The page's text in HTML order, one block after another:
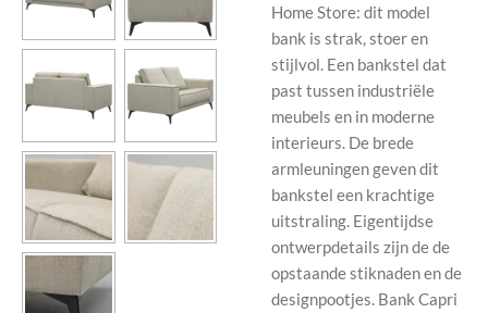
Home Store: dit model
bank is strak, stoer en
stijlvol. Een bankstel dat
past tussen industriële
meubels en in moderne
interieurs. De brede
armleuningen geven dit
bankstel een krachtige
uitstraling. Eigentijdse
ontwerpdetails zijn de de
opstaande stiknaden en de
designpootjes. Bank Capri